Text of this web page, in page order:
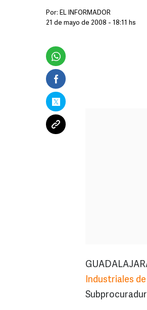
Por: EL INFORMADOR
21 de mayo de 2008 - 18:11 hs
Industriales